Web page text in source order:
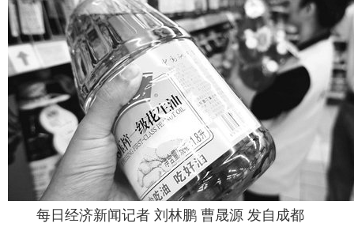
每日经济新闻记者 刘林鹏 曹晟源 发自成都